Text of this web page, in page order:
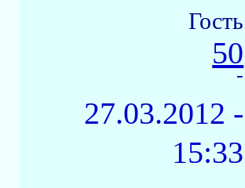
Гость
50
-
27.03.2012 -
15:33